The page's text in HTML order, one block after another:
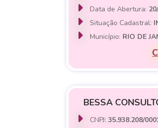
Data de Abertura:
Situação Cadastral:
Município: RIO DE
BESSA
CNPJ:35.938.208/